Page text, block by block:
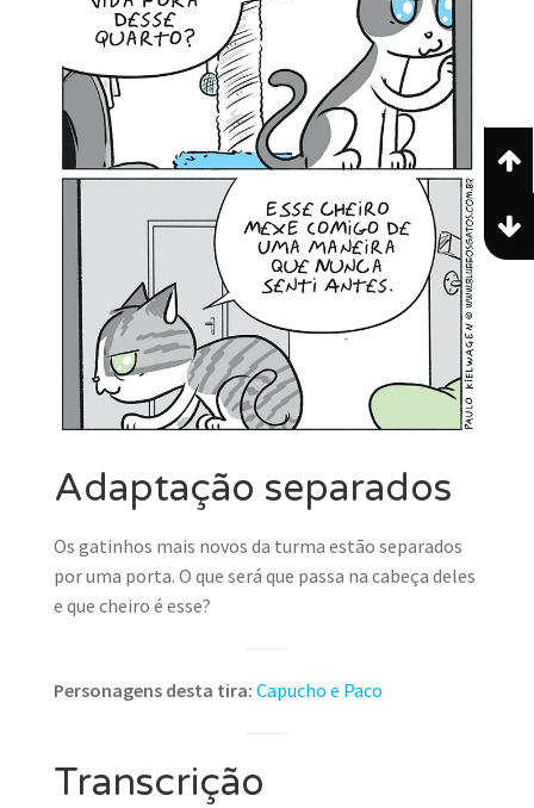
Adaptação separados
Os gatinhos mais novos da turma estão separados
por uma porta. O que será que passa na cabeça deles
e que cheiro é esse?
Personagens desta tira: Capucho e Paco
Transcrição